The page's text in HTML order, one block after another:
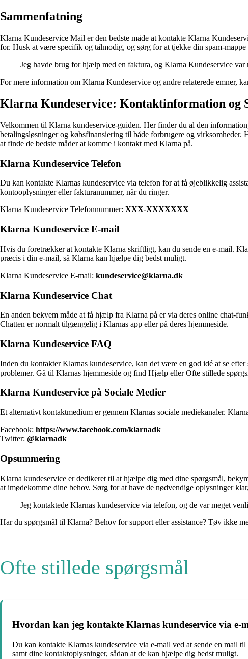
Sammenfatning
Klarna Kundeservice Mail er den bedste måde at kontakte Klarna
for. Husk at være specifik og tålmodig, og sørg for at tjekke din spam-
Jeg havde brug for hjælp med en faktura, og Klarna Kundeservice
For mere information om Klarna Kundeservice og andre relaterede emner,
Klarna Kundeservice: Kontaktinformation og
Velkommen til Klarna kundeservice-guiden. Her finder du al den
betalingsløsninger og købsfinansiering til både forbrugere og
at finde de bedste måder at komme i kontakt med Klarna på.
Klarna Kundeservice Telefon
Du kan kontakte Klarnas kundeservice via telefon for at få øjeblikkelig
kontooplysninger eller fakturanummer, når du ringer.
Klarna Kundeservice Telefonnummer: XXX-XXXXXXX
Klarna Kundeservice E-mail
Hvis du foretrækker at kontakte Klarna skriftligt, kan du sende en e-mail.
præcis i din e-mail, så Klarna kan hjælpe dig bedst muligt.
Klarna Kundeservice E-mail: kundeservice@klarna.dk
Klarna Kundeservice Chat
En anden bekvem måde at få hjælp fra Klarna på er via deres online chat-
Chatten er normalt tilgængelig i Klarnas app eller på deres hjemmeside.
Klarna Kundeservice FAQ
Inden du kontakter Klarnas kundeservice, kan det være en god idé at se
problemer. Gå til Klarnas hjemmeside og find Hjælp eller Ofte stillede
Klarna Kundeservice på Sociale Medier
Et alternativt kontaktmedium er gennem Klarnas sociale mediekanaler.
Facebook: https://www.facebook.com/klarnadk
Twitter: @klarnadk
Opsummering
Klarna kundeservice er dedikeret til at hjælpe dig med dine spørgsmål,
at imødekomme dine behov. Sørg for at have de nødvendige oplysninger
Jeg kontaktede Klarnas kundeservice via telefon, og de var meget
Har du spørgsmål til Klarna? Behov for support eller assistance? Tøv ikke
Ofte stillede spørgsmål
Hvordan kan jeg kontakte Klarnas kundeservice via e-
Du kan kontakte Klarnas kundeservice via e-mail ved at sende en mail
samt dine kontaktoplysninger, sådan at de kan hjælpe dig bedst muligt.